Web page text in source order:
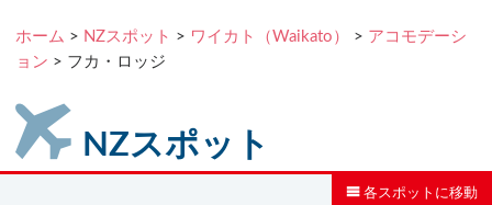
ホーム > NZスポット > ワイカト（Waikato） > アコモデーシ
ョン > フカ・ロッジ
NZスポット
各スポットに移動